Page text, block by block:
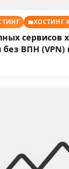
ХОСТИНГ
сервисов
ВПН (VPN)